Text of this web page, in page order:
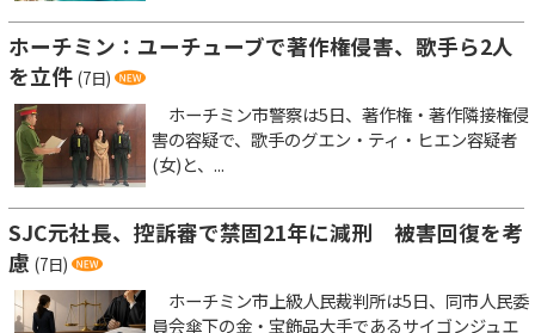
ホーチミン：ユーチューブで著作権侵害、歌手ら2人
を立件 (7日)
ホーチミン市警察は5日、著作権・著作隣接権侵
害の容疑で、歌手のグエン・ティ・ヒエン容疑者
(女)と、...
SJC元社長、控訴審で禁固21年に減刑 被害回復を考
慮 (7日)
ホーチミン市上級人民裁判所は5日、同市人民委
員会傘下の金・宝飾品大手であるサイゴンジュエ